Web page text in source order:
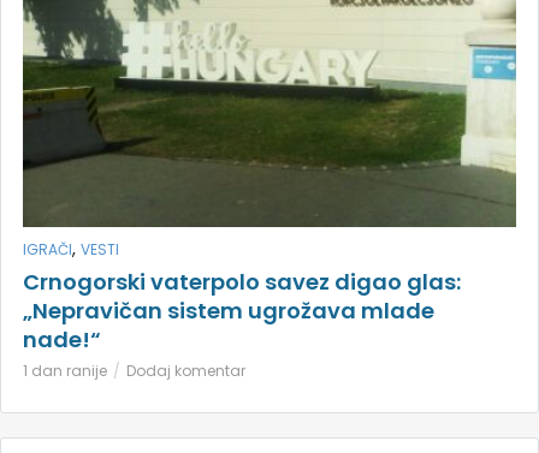
IGRAČI, VESTI
Crnogorski vaterpolo savez digao glas:
„Nepravičan sistem ugrožava mlade
nade!“
1 dan ranije Dodaj komentar